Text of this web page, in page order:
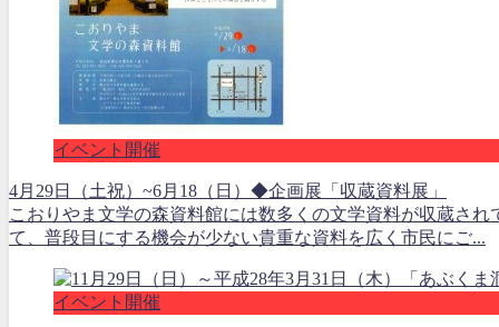
イベント開催
4月29日（土祝）~6月18（日）◆企画展「収蔵資料展」
こおりやま文学の森資料館には数多くの文学資料が収蔵さ
て、普段目にする機会が少ない貴重な資料を広く市民にご...
イベント開催